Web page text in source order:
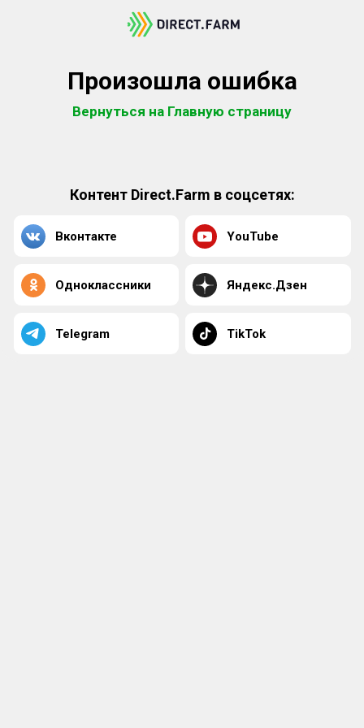
Произошла ошибка
Вернуться на Главную страницу
Контент Direct.Farm в соцсетях:
Вконтакте YouTube
Одноклассники Яндекс.Дзен
Telegram TikTok